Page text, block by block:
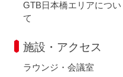
GTB日本橋エリアについ
て
施設・アクセス
ラウンジ・会議室